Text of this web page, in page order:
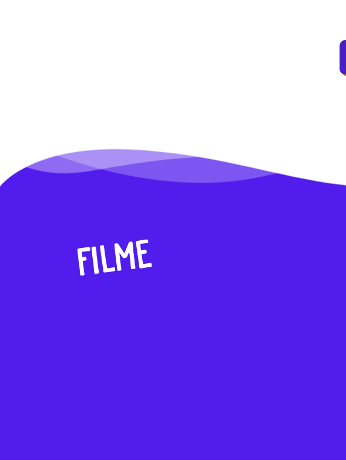
FILME